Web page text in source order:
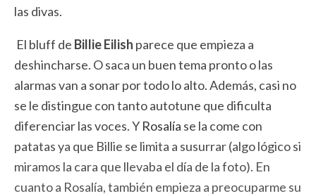
las divas.
El bluff de Billie Eilish parece que empieza a
deshincharse. O saca un buen tema pronto o las
alarmas van a sonar por todo lo alto. Además, casi no
se le distingue con tanto autotune que dificulta
diferenciar las voces. YRosalía se la come con
patatas ya que Billie se limita a susurrar (algo lógico si
miramos la cara que llevaba el día de la foto). En
cuanto a Rosalía, también empieza a preocuparme su